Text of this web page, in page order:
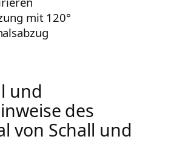
mit 120°
und
des
von Schall und